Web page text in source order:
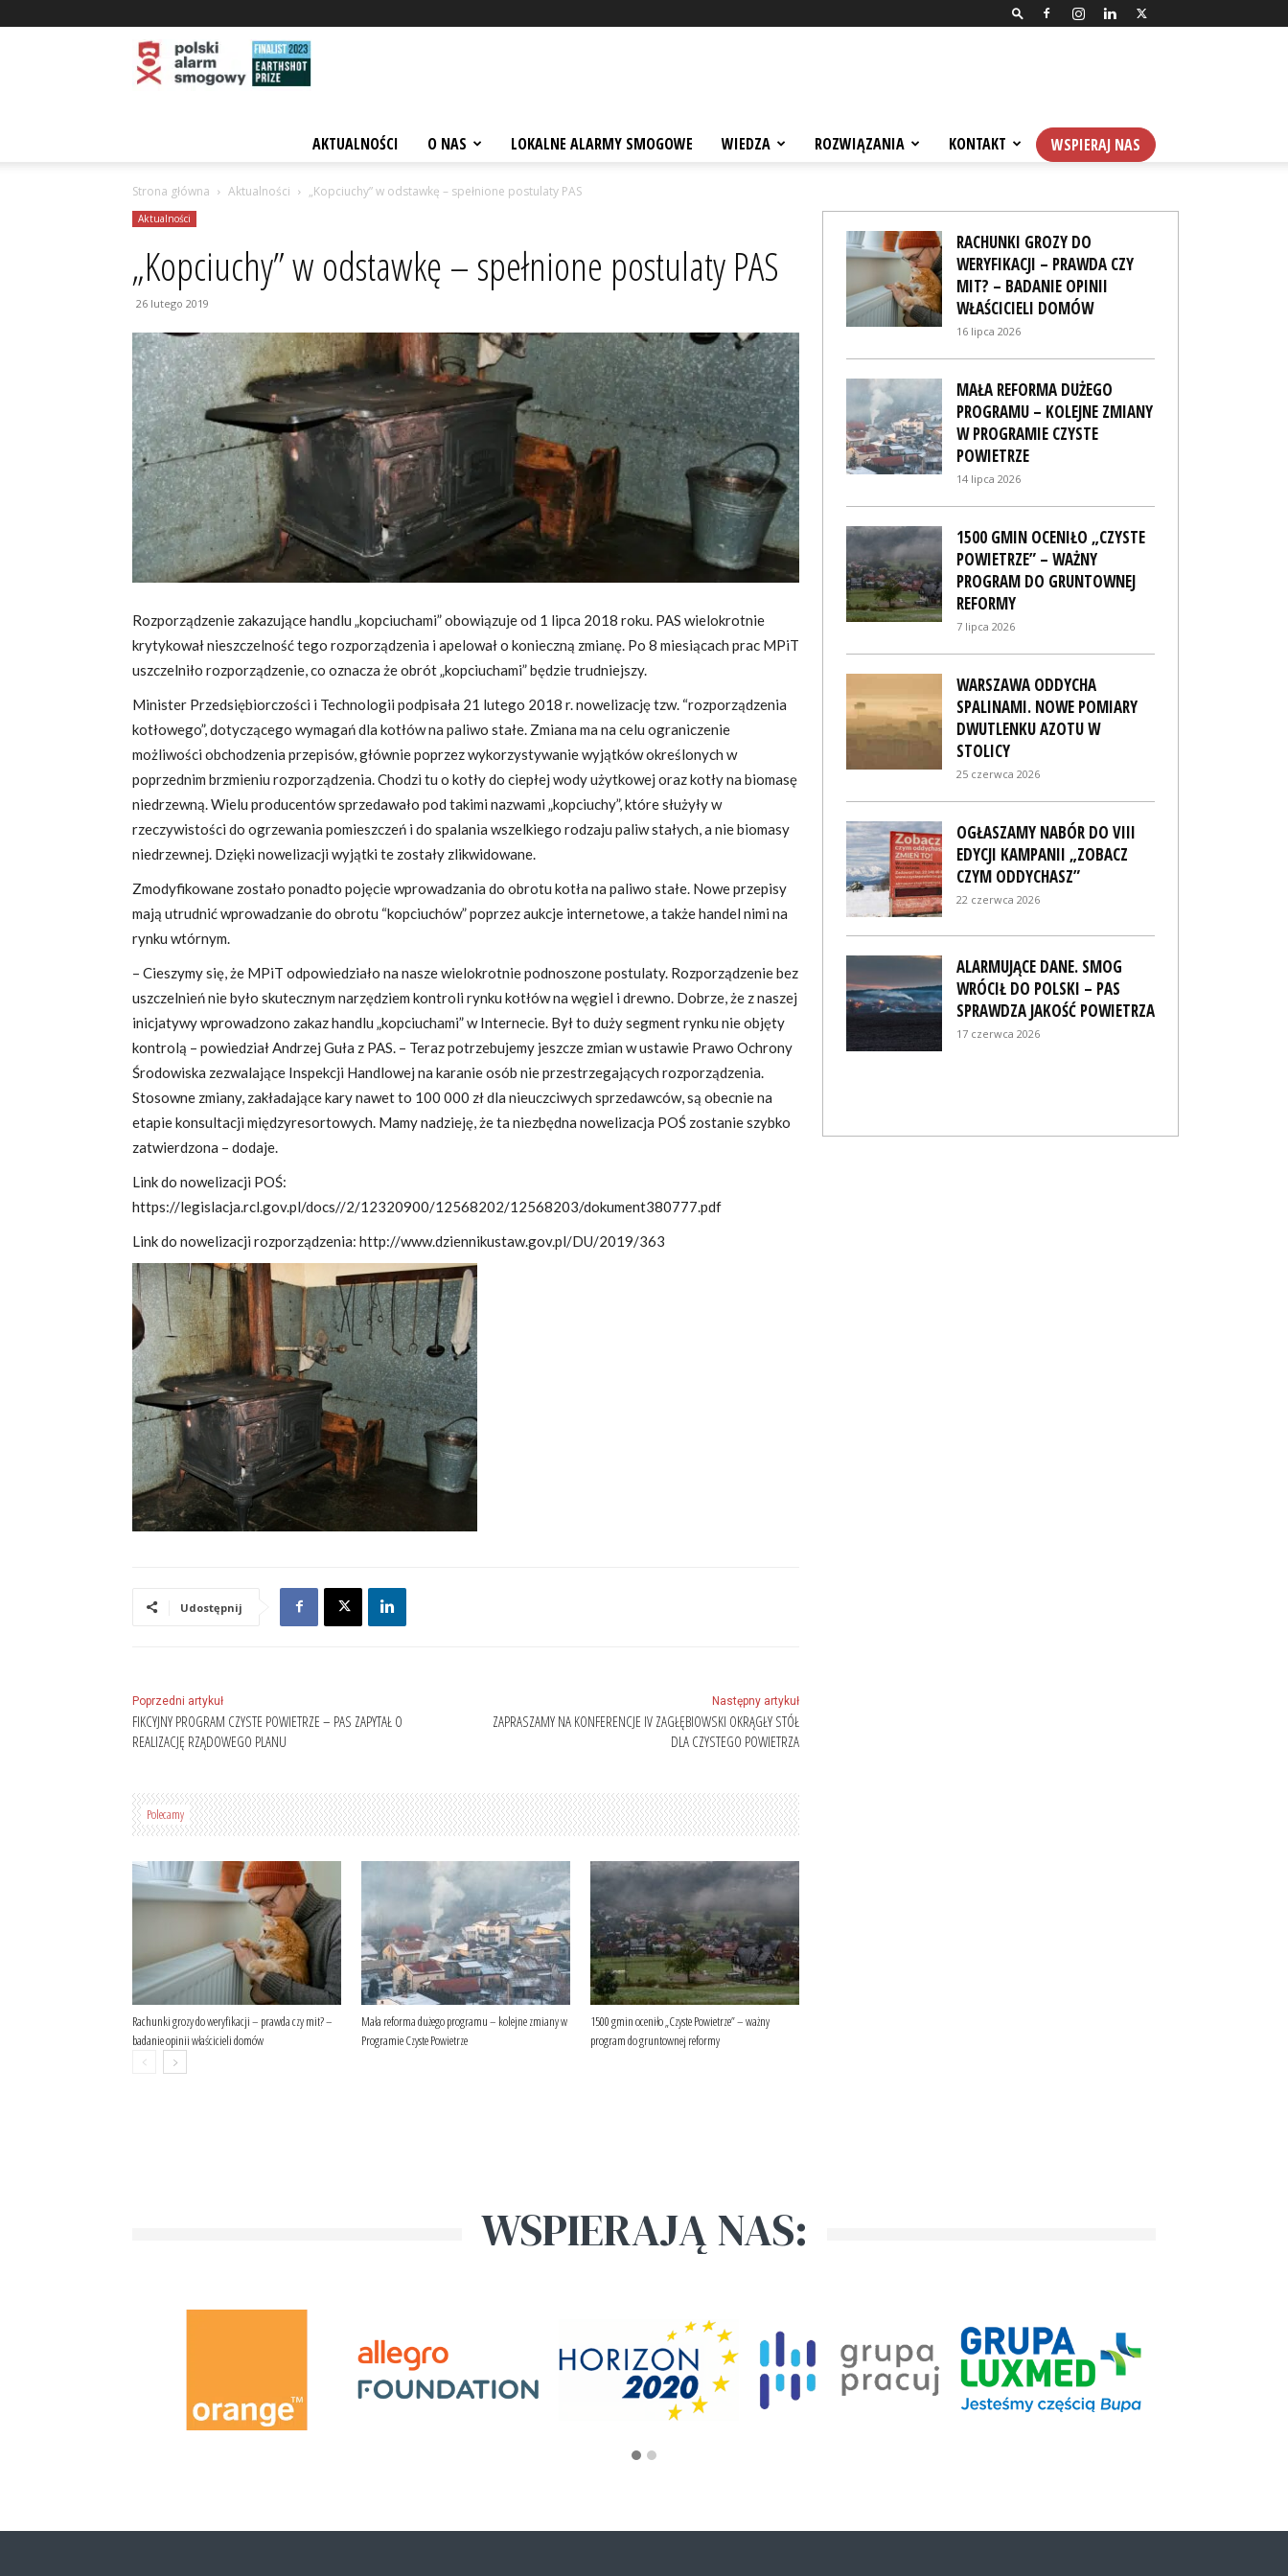
Alarm
Smogowy
–
Razem
o
powietrze
AKTUALNOŚCI O NAS LOKALNE ALARMY SMOGOWE WIEDZA ROZWIĄZANIA KONTAKT WSPIERAJ NAS
Strona główna Aktualności „Kopciuchy” w odstawkę – spełnione postulaty PAS
Aktualności
„Kopciuchy” w odstawkę – spełnione postulaty PAS
26 lutego 2019
Rozporządzenie zakazujące handlu „kopciuchami” obowiązuje od 1 lipca 2018 roku. PAS wielokrotnie
krytykował nieszczelność tego rozporządzenia i apelował o konieczną zmianę. Po 8 miesiącach prac MPiT
uszczelniło rozporządzenie, co oznacza że obrót „kopciuchami” będzie trudniejszy.
Minister Przedsiębiorczości i Technologii podpisała 21 lutego 2018 r. nowelizację tzw. “rozporządzenia
kotłowego”, dotyczącego wymagań dla kotłów na paliwo stałe. Zmiana ma na celu ograniczenie
możliwości obchodzenia przepisów, głównie poprzez wykorzystywanie wyjątków określonych w
poprzednim brzmieniu rozporządzenia. Chodzi tu o kotły do ciepłej wody użytkowej oraz kotły na biomasę
niedrzewną. Wielu producentów sprzedawało pod takimi nazwami „kopciuchy”, które służyły w
rzeczywistości do ogrzewania pomieszczeń i do spalania wszelkiego rodzaju paliw stałych, a nie biomasy
niedrzewnej. Dzięki nowelizacji wyjątki te zostały zlikwidowane.
Zmodyfikowane zostało ponadto pojęcie wprowadzania do obrotu kotła na paliwo stałe. Nowe przepisy
mają utrudnić wprowadzanie do obrotu “kopciuchów” poprzez aukcje internetowe, a także handel nimi na
rynku wtórnym.
– Cieszymy się, że MPiT odpowiedziało na nasze wielokrotnie podnoszone postulaty. Rozporządzenie bez
uszczelnień nie było skutecznym narzędziem kontroli rynku kotłów na węgiel i drewno. Dobrze, że z naszej
inicjatywy wprowadzono zakaz handlu „kopciuchami” w Internecie. Był to duży segment rynku nie objęty
kontrolą – powiedział Andrzej Guła z PAS. – Teraz potrzebujemy jeszcze zmian w ustawie Prawo Ochrony
Środowiska zezwalające Inspekcji Handlowej na karanie osób nie przestrzegających rozporządzenia.
Stosowne zmiany, zakładające kary nawet to 100 000 zł dla nieuczciwych sprzedawców, są obecnie na
etapie konsultacji międzyresortowych. Mamy nadzieję, że ta niezbędna nowelizacja POŚ zostanie szybko
zatwierdzona – dodaje.
Link do nowelizacji POŚ:
https://legislacja.rcl.gov.pl/docs//2/12320900/12568202/12568203/dokument380777.pdf
Link do nowelizacji rozporządzenia: http://www.dziennikustaw.gov.pl/DU/2019/363
Udostępnij
Poprzedni artykuł
FIKCYJNY PROGRAM CZYSTE POWIETRZE – PAS ZAPYTAŁ O
REALIZACJĘ RZĄDOWEGO PLANU
Następny artykuł
ZAPRASZAMY NA KONFERENCJE IV ZAGŁĘBIOWSKI OKRĄGŁY STÓŁ
DLA CZYSTEGO POWIETRZA
Polecamy
Rachunki grozy do weryfikacji – prawda czy mit? –
badanie opinii właścicieli domów
Mała reforma dużego programu – kolejne zmiany w
Programie Czyste Powietrze
1500 gmin oceniło „Czyste Powietrze” – ważny
program do gruntownej reformy
RACHUNKI GROZY DO
WERYFIKACJI – PRAWDA CZY
MIT? – BADANIE OPINII
WŁAŚCICIELI DOMÓW
16 lipca 2026
MAŁA REFORMA DUŻEGO
PROGRAMU – KOLEJNE ZMIANY
W PROGRAMIE CZYSTE
POWIETRZE
14 lipca 2026
1500 GMIN OCENIŁO „CZYSTE
POWIETRZE” – WAŻNY
PROGRAM DO GRUNTOWNEJ
REFORMY
7 lipca 2026
WARSZAWA ODDYCHA
SPALINAMI. NOWE POMIARY
DWUTLENKU AZOTU W
STOLICY
25 czerwca 2026
OGŁASZAMY NABÓR DO VIII
EDYCJI KAMPANII „ZOBACZ
CZYM ODDYCHASZ”
22 czerwca 2026
ALARMUJĄCE DANE. SMOG
WRÓCIŁ DO POLSKI – PAS
SPRAWDZA JAKOŚĆ POWIETRZA
17 czerwca 2026
WSPIERAJĄ NAS: